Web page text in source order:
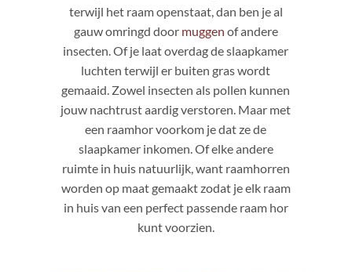
terwijl het raam openstaat, dan ben je al
gauw omringd door muggen of andere
insecten. Of je laat overdag de slaapkamer
luchten terwijl er buiten gras wordt
gemaaid. Zowel insecten als pollen kunnen
jouw nachtrust aardig verstoren. Maar met
een raamhor voorkom je dat ze de
slaapkamer inkomen. Of elke andere
ruimte in huis natuurlijk, want raamhorren
worden op maat gemaakt zodat je elk raam
in huis van een perfect passende raam hor
kunt voorzien.